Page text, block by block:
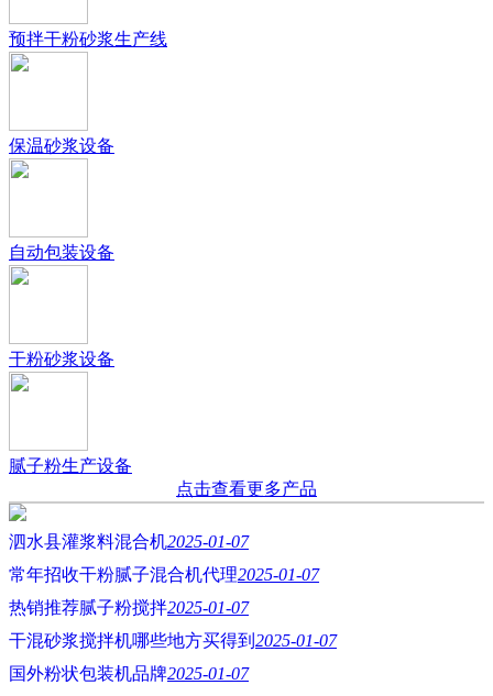
预拌干粉砂浆生产线
保温砂浆设备
自动包装设备
干粉砂浆设备
腻子粉生产设备
点击查看更多产品
泗水县灌浆料混合机2025-01-07
常年招收干粉腻子混合机代理2025-01-07
热销推荐腻子粉搅拌2025-01-07
干混砂浆搅拌机哪些地方买得到 2025-01-07
国外粉状包装机品牌2025-01-07